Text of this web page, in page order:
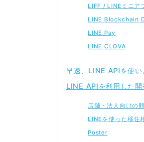
LIFF / LINEミニア
LINE Blockchain
LINE Pay
LINE CLOVA
早速、LINE APIを使い
LINE APIを利用した開
店舗・法人向けの
LINEを使った移住
Poster